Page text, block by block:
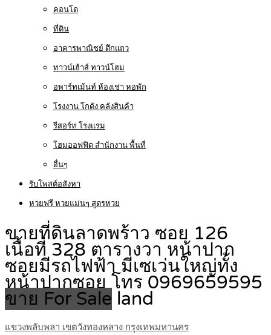
คอนโด
ที่ดิน
อาคารพาณิชย์ ตึกแถว
ทาวน์เฮ้าส์ ทาวน์โฮม
อพาร์ทเม้นท์ ห้องเช่า หอพัก
โรงงาน โกดัง คลังสินค้า
รีสอร์ท โรงแรม
โฮมออฟฟิต สำนักงาน พื้นที่
อื่นๆ
รับโพสต์อสังหา
หวยฟรี หวยแม่นๆ สูตรหวย
ขายที่ดินลาดพร้าว ซอย 126
เนื้อที่ 328 ตารางวา หน้าปาก
ซอยมีรถไฟฟ้า มีเซเว่นใหญ่ทั้ง
หน้าปากซอย โทร 0969659595
ขาย For Sale land
แขวงพลับพลา เขตวังทองหลาง กรุงเทพมหานคร